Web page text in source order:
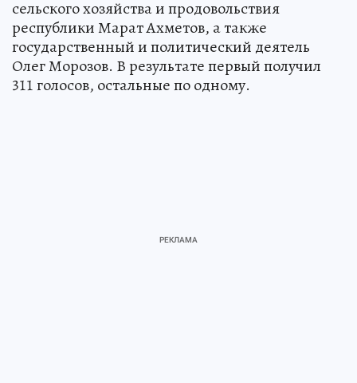
сельского хозяйства и продовольствия
республики Марат Ахметов, а также
государственный и политический деятель
Олег Морозов. В результате первый получил
311 голосов, остальные по одному.